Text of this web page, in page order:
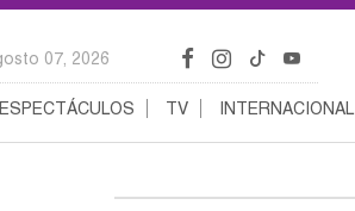
07, 2026
ESPECTÁCULOS TV INTERNACIONAL